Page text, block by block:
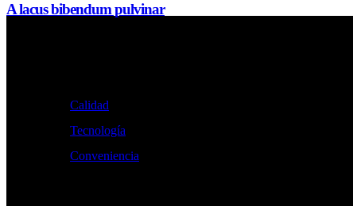
A lacus bibendum pulvinar
Calidad
Tecnología
Conveniencia